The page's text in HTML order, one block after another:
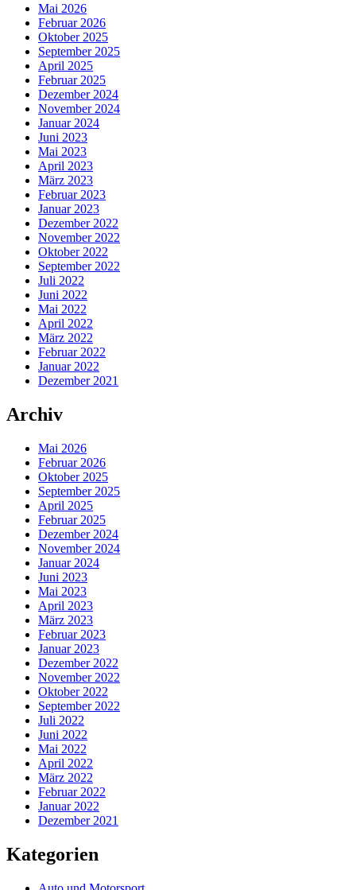
Mai 2026
Februar 2026
Oktober 2025
September 2025
April 2025
Februar 2025
Dezember 2024
November 2024
Januar 2024
Juni 2023
Mai 2023
April 2023
März 2023
Februar 2023
Januar 2023
Dezember 2022
November 2022
Oktober 2022
September 2022
Juli 2022
Juni 2022
Mai 2022
April 2022
März 2022
Februar 2022
Januar 2022
Dezember 2021
Archiv
Mai 2026
Februar 2026
Oktober 2025
September 2025
April 2025
Februar 2025
Dezember 2024
November 2024
Januar 2024
Juni 2023
Mai 2023
April 2023
März 2023
Februar 2023
Januar 2023
Dezember 2022
November 2022
Oktober 2022
September 2022
Juli 2022
Juni 2022
Mai 2022
April 2022
März 2022
Februar 2022
Januar 2022
Dezember 2021
Kategorien